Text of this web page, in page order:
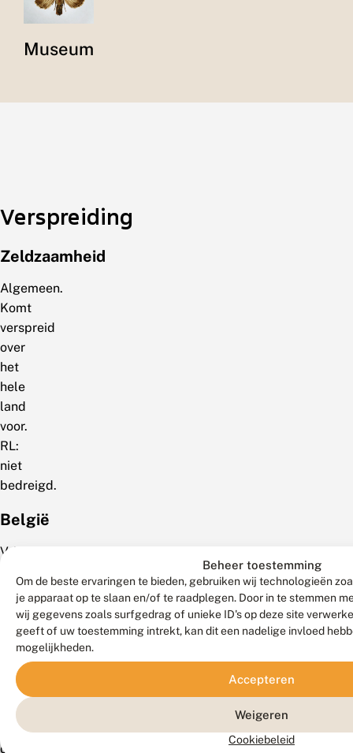
Beheer toestemming
Om de beste ervaringen te bieden, gebruiken wij technologieën
je apparaat op te slaan en/of te raadplegen. Door in te stemmen
wij gegevens zoals surfgedrag of unieke ID's op deze site
geeft of uw toestemming intrekt, kan dit een nadelige invloed
mogelijkheden.
Accepteren
Weigeren
Cookiebeleid
Museum
Verspreiding
Zeldzaamheid
Algemeen.
Komt
verspreid
over
het
hele
land
voor.
RL:
niet
bedreigd.
België
Vrij
het
hele
land.
soort
staat
de